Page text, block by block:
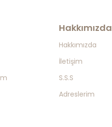
Hakkımızda
Hakkımızda
İletişim
S.S.S
Adreslerim